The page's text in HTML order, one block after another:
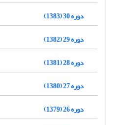
دوره 30 (1383)
دوره 29 (1382)
دوره 28 (1381)
دوره 27 (1380)
دوره 26 (1379)